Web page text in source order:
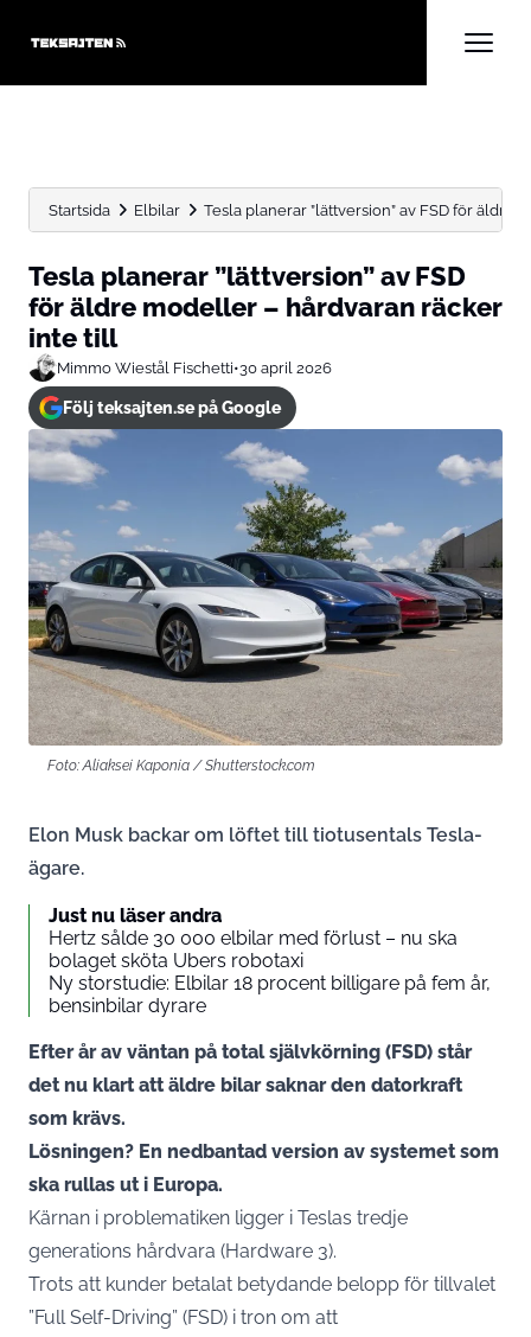
Startsida Elbilar Tesla planerar ”lättversion” av FSD för äldre
Tesla planerar ”lättversion” av FSD
för äldre modeller – hårdvaran räcker
inte till
Mimmo Wiestål Fischetti•30 april 2026
Följ teksajten.se på Google
Foto: Aliaksei Kaponia / Shutterstock.com
Elon Musk backar om löftet till tiotusentals Tesla-
ägare.
Just nu läser andra
Hertz sålde 30 000 elbilar med förlust – nu ska
bolaget sköta Ubers robotaxi
Ny storstudie: Elbilar 18 procent billigare på fem år,
bensinbilar dyrare
Efter år av väntan på total självkörning (FSD) står
det nu klart att äldre bilar saknar den datorkraft
som krävs.
Lösningen? En nedbantad version av systemet som
ska rullas ut i Europa.
Kärnan i problematiken ligger i Teslas tredje
generations hårdvara (Hardware 3).
Trots att kunder betalat betydande belopp för tillvalet
”Full Self-Driving” (FSD) i tron om att